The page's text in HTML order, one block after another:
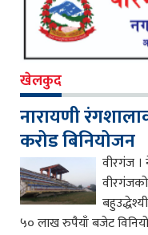
खेलकुद
नारायणी
करोड बिनियोजन
वीरगंज
५० लाख रुपैयाँ बजेट